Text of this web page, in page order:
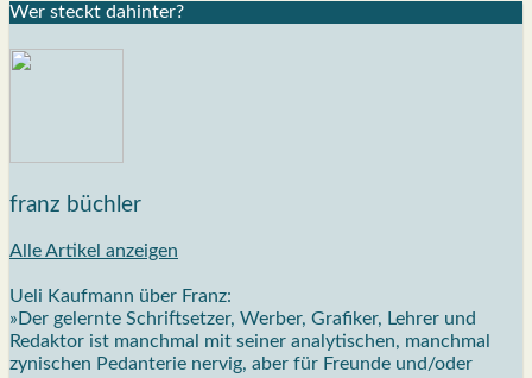
Wer steckt dahin­ter?
franz büchler
Alle Artikel anzeigen
Ueli Kaufmann über Franz:
»Der gelernte Schriftsetzer, Werber, Grafiker, Lehrer und
Redaktor ist manchmal mit seiner analytischen, manchmal
zynischen Pedanterie nervig, aber für Freunde und/oder